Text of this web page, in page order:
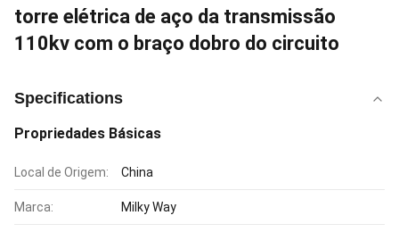
torre elétrica de aço da transmissão
110kv com o braço dobro do circuito
Specifications
Propriedades Básicas
Local de Origem: China
Marca: Milky Way